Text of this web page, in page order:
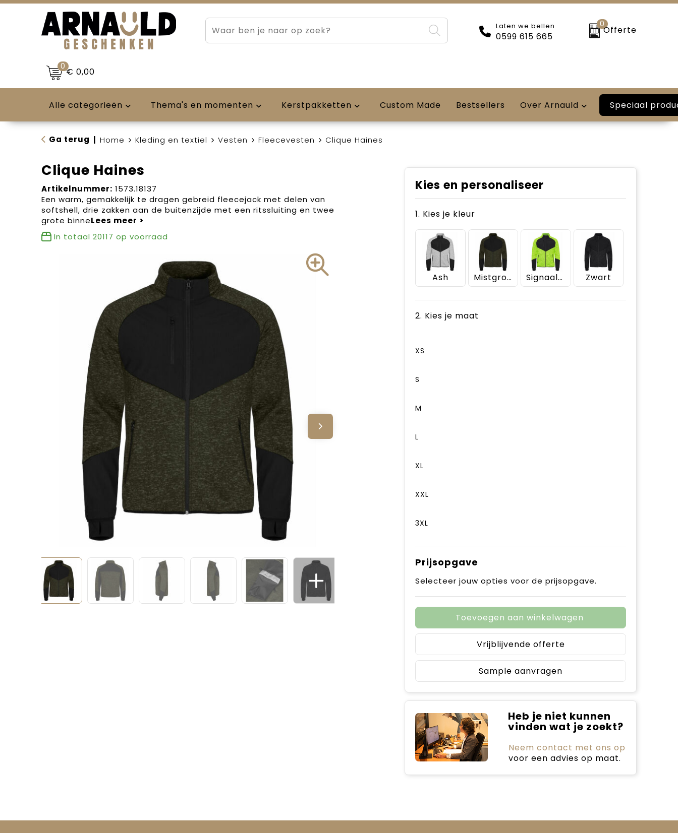
Laten we bellen
0599 615 665
0
Offerte
0€ 0,00
Alle categorieën Thema's en momenten Kerstpakketten Custom Made Bestsellers Over Arnauld Speciaal
Ga terug Home Kleding en textiel Vesten Fleecevesten Clique Haines
Clique Haines
Artikelnummer: 1573.18137
Een warm, gemakkelijk te dragen gebreid fleecejack met delen van
softshell, drie zakken aan de buitenzijde met een ritssluiting en twee
grote binne
In totaal 20117 op voorraad
Kies en personaliseer
1. Kies je kleur
Ash Mistgroen Signaalgeel Zwart
2. Kies je maat
XS
S
M
L
XL
XXL
3XL
Prijsopgave
Selecteer jouw opties voor de prijsopgave.
Toevoegen aan winkelwagen
Vrijblijvende offerte
Sample aanvragen
Heb je niet kunnen
vinden wat je zoekt?
Neem contact met ons op
voor een advies op maat.